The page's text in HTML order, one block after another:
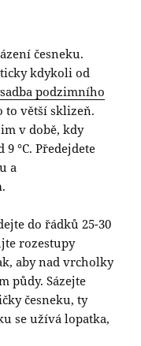
česneku.
kdykoli od
podzimního
to větší sklizeň.
v době, kdy
°C. Předejdete
a
.
do řádků 25-30
rozestupy
aby nad vrcholky
půdy. Sázejte
česneku, ty
se užívá lopatka,